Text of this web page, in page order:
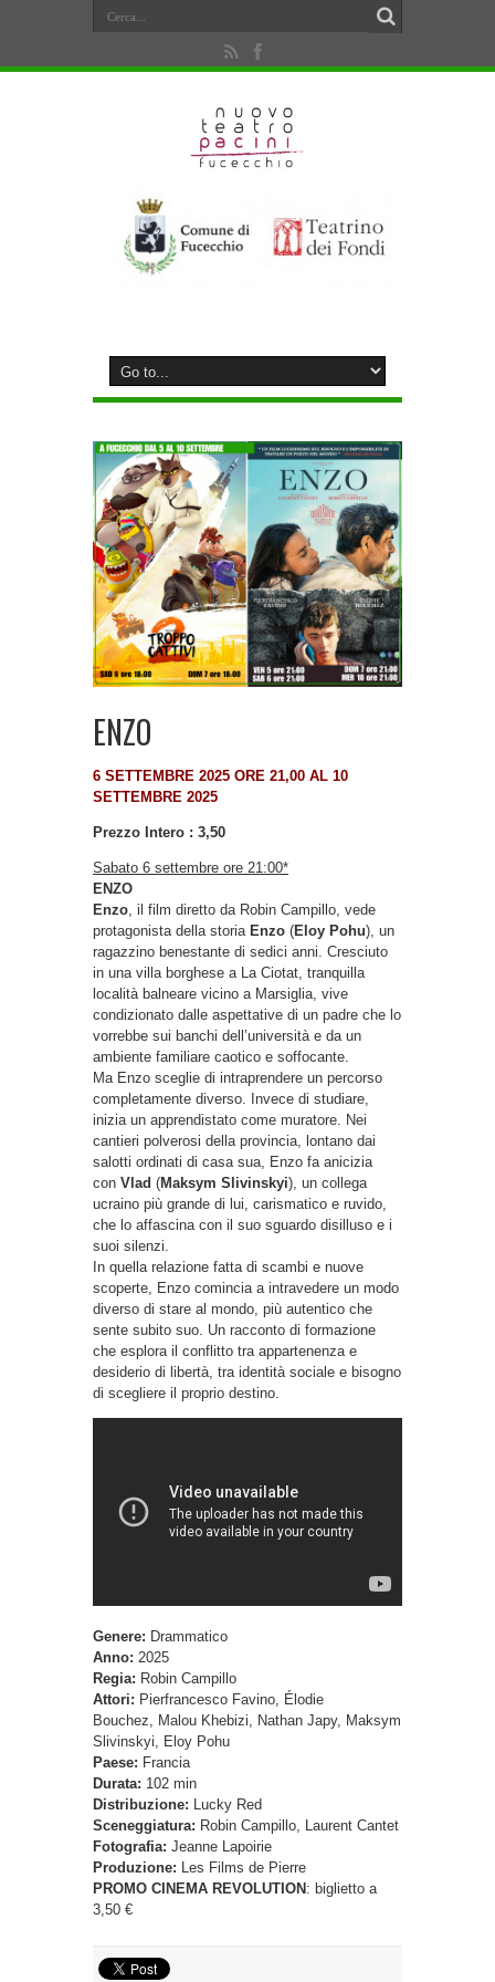
ENZO
6 SETTEMBRE 2025 ORE 21,00 AL 10
SETTEMBRE 2025
Prezzo Intero : 3,50
Sabato 6 settembre ore 21:00*
ENZO
Enzo, il film diretto da Robin Campillo, vede
protagonista della storia Enzo (Eloy Pohu), un
ragazzino benestante di sedici anni. Cresciuto
in una villa borghese a La Ciotat, tranquilla
località balneare vicino a Marsiglia, vive
condizionato dalle aspettative di un padre che lo
vorrebbe sui banchi dell’università e da un
ambiente familiare caotico e soffocante.
Ma Enzo sceglie di intraprendere un percorso
completamente diverso. Invece di studiare,
inizia un apprendistato come muratore. Nei
cantieri polverosi della provincia, lontano dai
salotti ordinati di casa sua, Enzo fa anicizia
con Vlad (Maksym Slivinskyi), un collega
ucraino più grande di lui, carismatico e ruvido,
che lo affascina con il suo sguardo disilluso e i
suoi silenzi.
In quella relazione fatta di scambi e nuove
scoperte, Enzo comincia a intravedere un modo
diverso di stare al mondo, più autentico che
sente subito suo. Un racconto di formazione
che esplora il conflitto tra appartenenza e
desiderio di libertà, tra identità sociale e bisogno
di scegliere il proprio destino.
Genere: Drammatico
Anno: 2025
Regia: Robin Campillo
Attori: Pierfrancesco Favino, Élodie
Bouchez, Malou Khebizi, Nathan Japy, Maksym
Slivinskyi, Eloy Pohu
Paese: Francia
Durata: 102 min
Distribuzione: Lucky Red
Sceneggiatura: Robin Campillo, Laurent Cantet
Fotografia: Jeanne Lapoirie
Produzione: Les Films de Pierre
PROMO CINEMA REVOLUTION : biglietto a
3,50 €